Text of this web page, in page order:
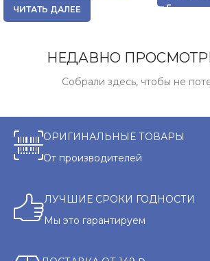
ЧИТАТЬ ДАЛЕЕ
НЕДАВНО
Собрали здесь, чтобы не
ОРИГИНАЛЬНЫЕ ТОВАРЫ
От производителей
ЛУЧШИЕ СРОКИ ГОДНОСТИ
Мы это гарантируем